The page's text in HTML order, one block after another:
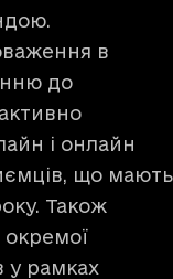
в
до
і онлайн
що мають
Також
у рамках